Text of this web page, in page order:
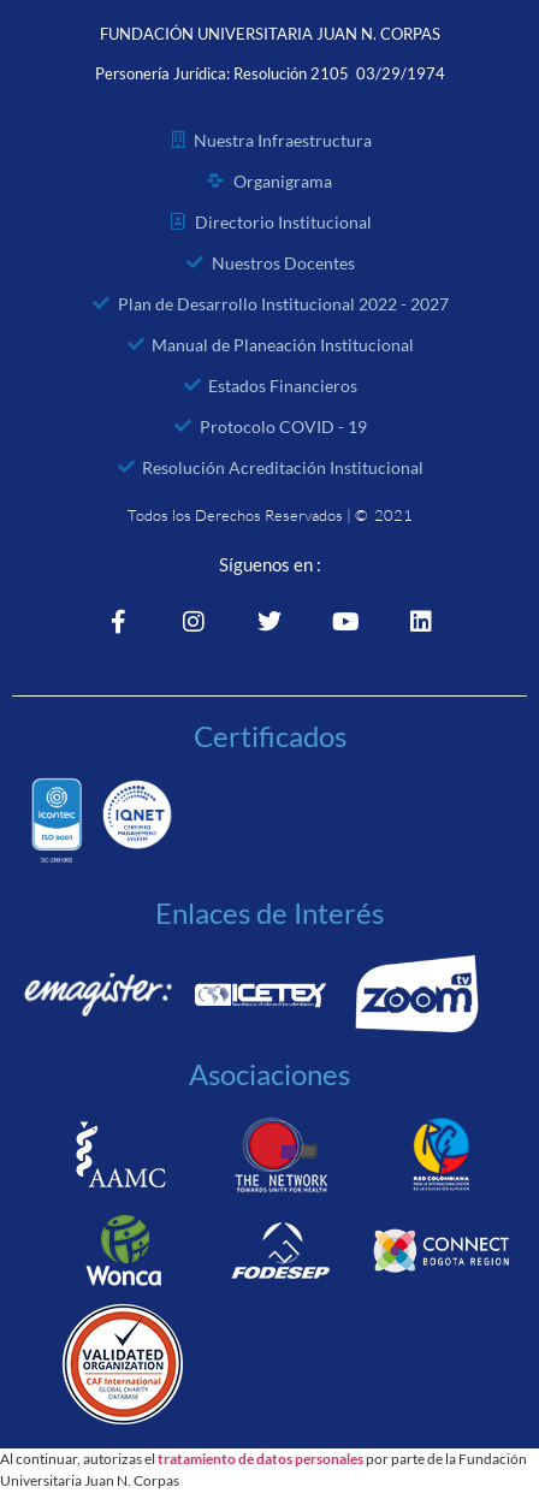
FUNDACIÓN UNIVERSITARIA JUAN N. CORPAS
Personería Jurídica: Resolución 2105 03/29/1974
Nuestra Infraestructura
Organigrama
Directorio Institucional
Nuestros Docentes
Plan de Desarrollo Institucional 2022 - 2027
Manual de Planeación Institucional
Estados Financieros
Protocolo COVID - 19
Resolución Acreditación Institucional
Todos los Derechos Reservados | © 2021
Síguenos en :
Certificados
Enlaces de Interés
Asociaciones
Al continuar, autorizas el tratamiento de datos personalespor parte de la Fundación
Universitaria Juan N. Corpas